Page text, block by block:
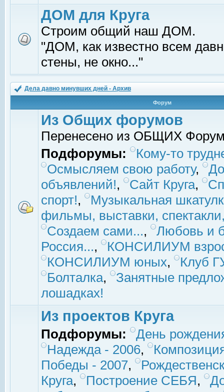
ДОМ для Круга
Строим общий наш ДОМ.
"ДОМ, как известно всем
стены, не окно..."
Дела давно минувших дней - Архив
Форум
Из Общих форумов
Перенесено из ОБЩИХ
Подфорумы:
Кому-то
Осмысляем свою работу,
объявлений!, Сайт Круга,
спорт!,
Музыкальная
фильмы, выставки,
Создаем сами...,
Любовь и
Россия...,
КОНСИЛИУМ
КОНСИЛИУМ юных,
Клуб
Болталка,
Занятные
лошадках!
Из проектов Круга
Подфорумы:
День
Надежда - 2006,
Победы - 2007,
Круга, Построение СЕБЯ,